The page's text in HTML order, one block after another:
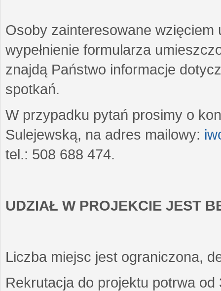
Osoby zainteresowane wzięciem
wypełnienie formularza
znajdą Państwo informacje
spotkań.
W przypadku pytań prosimy o
Sulejewską, na adres mailowy:
tel.: 508 688 474.
UDZIAŁ W PROJEKCIE JEST
Liczba miejsc jest ograniczona,
Rekrutacja do projektu potrwa